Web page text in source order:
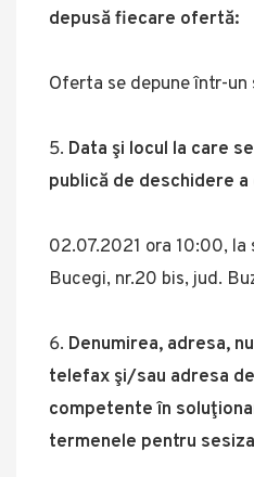
depusă fiecare ofertă:
Oferta se depune într-un
Data şi locul la care
publică de deschidere
02.07.2021 ora 10:00, la
Bucegi, nr.20 bis, jud.
Denumirea, adresa,
telefax şi/sau adresa
competente în
termenele pentru